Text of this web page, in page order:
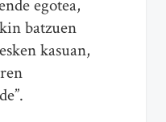
egotea,
batzuen
kasuan,